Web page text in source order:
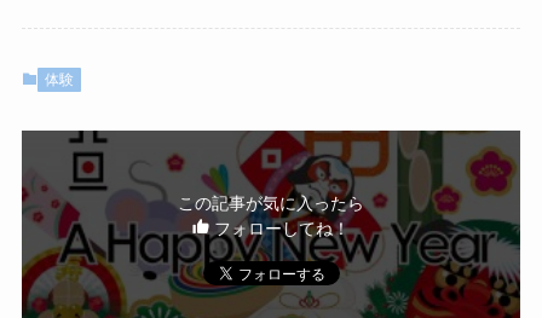
体験
この記事が気に入ったら
フォローしてね！